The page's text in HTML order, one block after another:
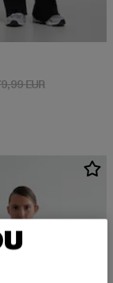
32,00 EUR
EURAktionspreis: